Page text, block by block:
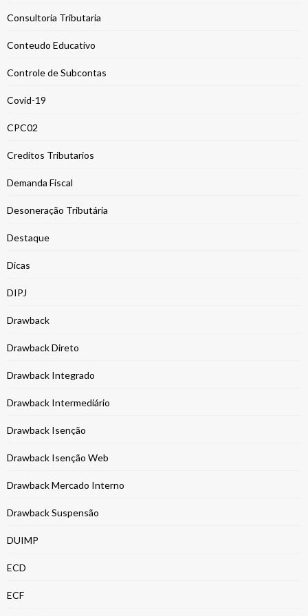
Consultoria Tributaria
Conteudo Educativo
Controle de Subcontas
Covid-19
CPC02
Creditos Tributarios
Demanda Fiscal
Desoneração Tributária
Destaque
Dicas
DIPJ
Drawback
Drawback Direto
Drawback Integrado
Drawback Intermediário
Drawback Isenção
Drawback Isenção Web
Drawback Mercado Interno
Drawback Suspensão
DUIMP
ECD
ECF